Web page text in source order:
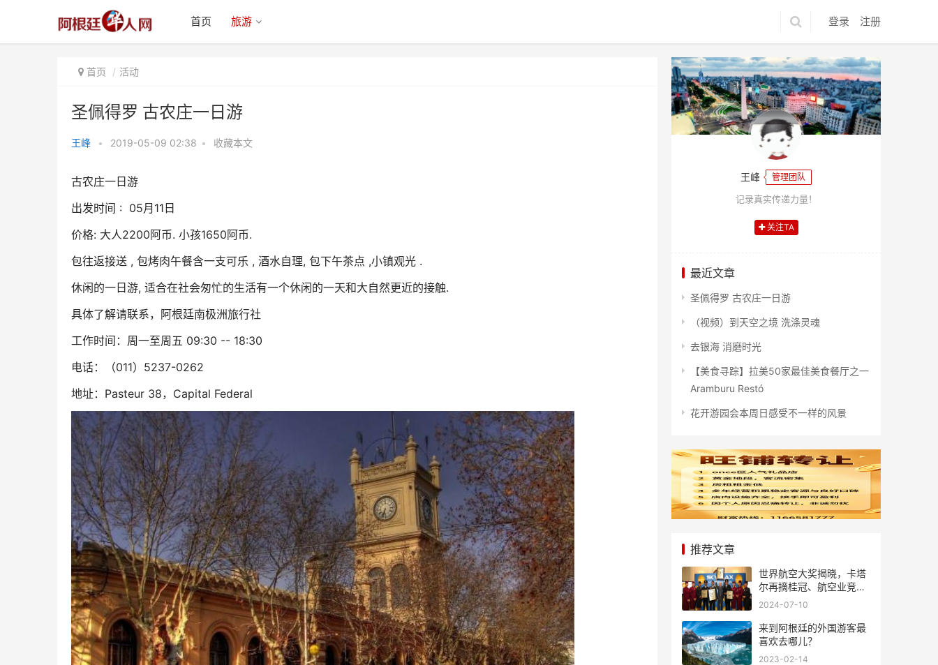
登录 注册
首页 旅游
首页 活动
圣佩得罗 古农庄一日游
王峰 • 2019-05-09 02:38 • 收藏本文
古农庄一日游
出发时间 : 05月11日
价格: 大人2200阿币. 小孩1650阿币.
包往返接送 , 包烤肉午餐含一支可乐 , 酒水自理, 包下午茶点 ,小镇观光 .
休闲的一日游, 适合在社会匆忙的生活有一个休闲的一天和大自然更近的接触.
具体了解请联系，阿根廷南极洲旅行社
工作时间：周一至周五 09:30 -- 18:30
电话：（011）5237-0262
地址：Pasteur 38，Capital Federal
王峰 管理团队
记录真实传递力量！
关注TA
最近文章
圣佩得罗 古农庄一日游
（视频）到天空之境 洗涤灵魂
去银海 消磨时光
【美食寻踪】拉美50家最佳美食餐厅之一
Aramburu Restó
花开游园会本周日感受不一样的风景
推荐文章
世界航空大奖揭晓，卡塔
尔再摘桂冠、航空业竞争
风起云涌
2024-07-10
来到阿根廷的外国游客最
喜欢去哪儿？
2023-02-14